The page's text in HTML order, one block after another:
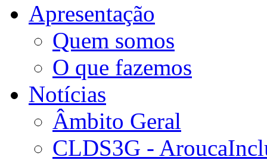
Apresentação
Quem somos
O que fazemos
Notícias
Âmbito Geral
CLDS3G -